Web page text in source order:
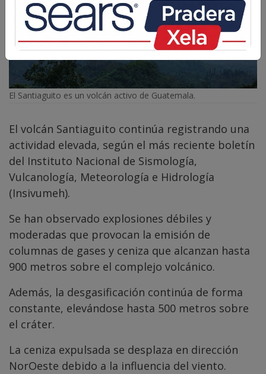
El Santiaguito es un volcán activo de Guatemala.
El volcán Santiaguito continúa registrando una
actividad elevada, según el más reciente boletín
del Instituto Nacional de Sismología,
Vulcanología, Meteorología e Hidrología
(Insivumeh).
Se han observado explosiones débiles y
moderadas que provocan la emisión de
columnas de gases y ceniza que alcanzan hasta
900 metros sobre el complejo volcánico.
Además, la desgasificación continúa de forma
constante, elevándose hasta 500 metros sobre
el cráter.
La ceniza expulsada se desplaza en dirección
NorOeste debido a la influencia del viento.